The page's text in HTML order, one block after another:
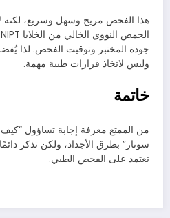
هذا الفحص مريح وسهل وسريع، لكنه
جودة المختبر وتوقيت الفحص. لذا
وليس لاتخاذ قرارات طبية مهمة.
خاتمة
من الممتع معرفة إجابة تساؤول
سونار” بطرق الأجداد، ولكن تذكر
تعتمد على الفحص الطبي.